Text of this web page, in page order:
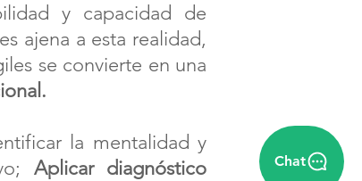
Chat
y capacidad de
ajena a esta realidad,
se convierte en una
la mentalidad y
Aplicar diagnóstico